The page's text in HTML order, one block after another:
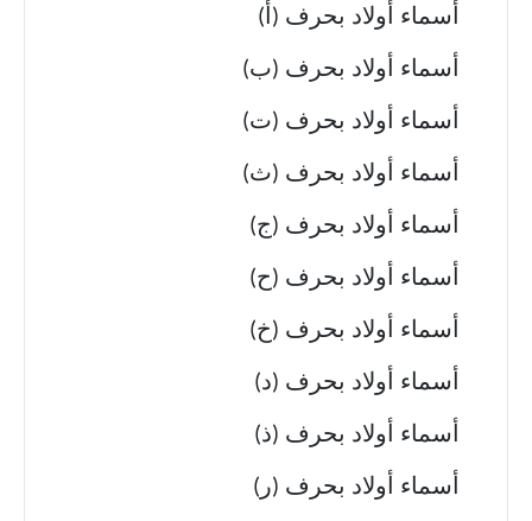
أسماء أولاد بحرف (أ)
أسماء أولاد بحرف (ب)
أسماء أولاد بحرف (ت)
أسماء أولاد بحرف (ث)
أسماء أولاد بحرف (ج)
أسماء أولاد بحرف (ح)
أسماء أولاد بحرف (خ)
أسماء أولاد بحرف (د)
أسماء أولاد بحرف (ذ)
أسماء أولاد بحرف (ر)